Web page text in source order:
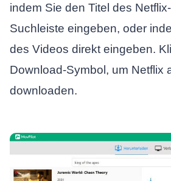
indem Sie den Titel des
Suchleiste eingeben, oder
des Videos direkt eingeben.
Download-Symbol, um Netflix
downloaden.